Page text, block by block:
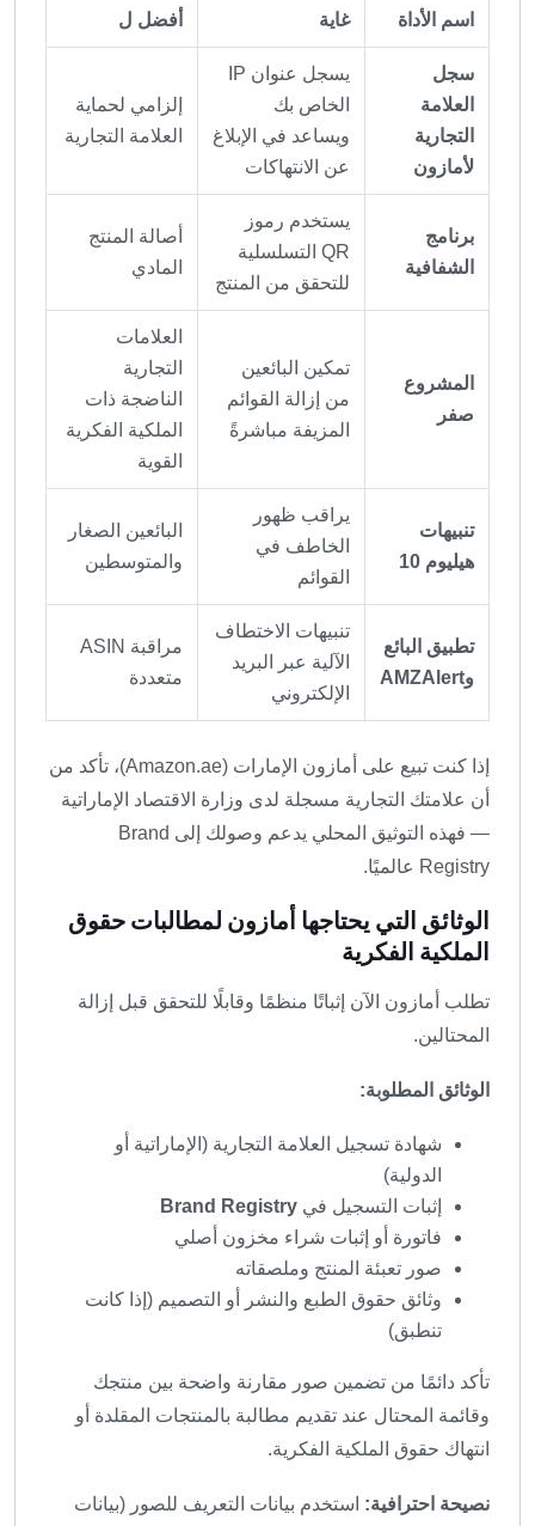
اسم الأداة غاية أفضل ل
سجل
العلامة
التجارية
لأمازون
يسجل عنوان IP
الخاص بك
ويساعد في الإبلاغ
عن الانتهاكات
إلزامي لحماية
العلامة التجارية
برنامج
الشفافية
يستخدم رموز
QR التسلسلية
للتحقق من المنتج
أصالة المنتج
المادي
المشروع
صفر
تمكين البائعين
من إزالة القوائم
المزيفة مباشرةً
العلامات
التجارية
الناضجة ذات
الملكية الفكرية
القوية
تنبيهات
هيليوم 10
يراقب ظهور
الخاطف في
القوائم
البائعين الصغار
والمتوسطين
تطبيق البائع
وAMZAlert
تنبيهات الاختطاف
الآلية عبر البريد
الإلكتروني
مراقبة ASIN
متعددة
إذا كنت تبيع على أمازون الإمارات (Amazon.ae)، تأكد من
أن علامتك التجارية مسجلة لدى وزارة الاقتصاد الإماراتية
— فهذه التوثيق المحلي يدعم وصولك إلى Brand
Registry عالميًا.
الوثائق التي يحتاجها أمازون لمطالبات حقوق
الملكية الفكرية
تطلب أمازون الآن إثباتًا منظمًا وقابلًا للتحقق قبل إزالة
المحتالين.
الوثائق المطلوبة:
شهادة تسجيل العلامة التجارية (الإماراتية أو
الدولية)
إثبات التسجيل في Brand Registry
فاتورة أو إثبات شراء مخزون أصلي
صور تعبئة المنتج وملصقاته
وثائق حقوق الطبع والنشر أو التصميم (إذا كانت
تنطبق)
تأكد دائمًا من تضمين صور مقارنة واضحة بين منتجك
وقائمة المحتال عند تقديم مطالبة بالمنتجات المقلدة أو
انتهاك حقوق الملكية الفكرية.
نصيحة احترافية: استخدم بيانات التعريف للصور (بيانات